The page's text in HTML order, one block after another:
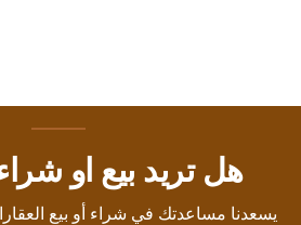
هل تريد بيع او
يسعدنا مساعدتك في شراء أو بيع